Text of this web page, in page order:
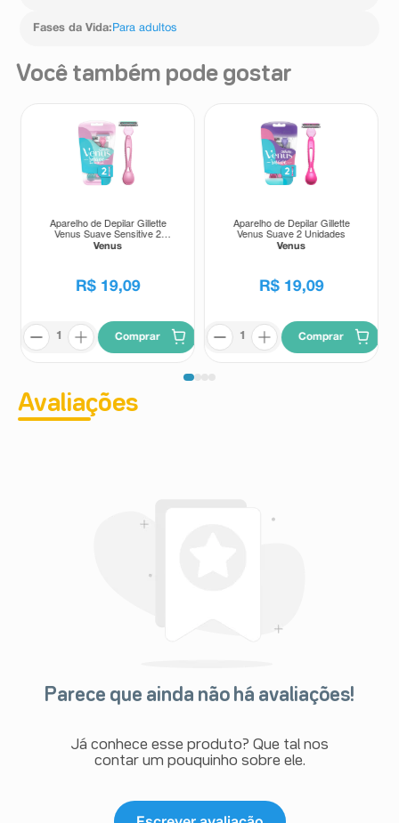
Fases da Vida: Para adultos
Você também pode gostar
Aparelho de Depilar Gillette
Venus Suave Sensitive 2
Unidades
Venus
R$ 19,09
Comprar
Aparelho de Depilar Gillette
Venus Suave 2 Unidades
Venus
R$ 19,09
Comprar
Avaliações
Parece que ainda não há avaliações!
Já conhece esse produto? Que tal nos
contar um pouquinho sobre ele.